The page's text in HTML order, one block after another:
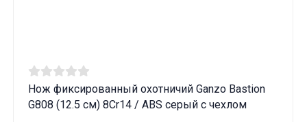
Нож фиксированный охотничий Ganzo Bastion
G808 (12.5 см) 8Cr14 / ABS серый с чехлом